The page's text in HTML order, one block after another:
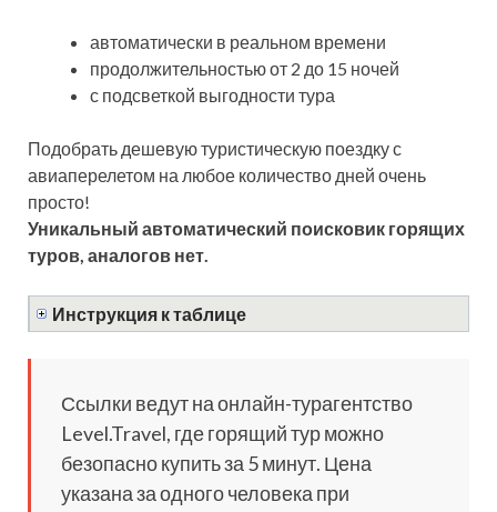
автоматически в реальном времени
продолжительностью от 2 до 15 ночей
с подсветкой выгодности тура
Подобрать дешевую туристическую поездку с
авиаперелетом на любое количество дней очень
просто!
Уникальный автоматический поисковик горящих
туров, аналогов нет.
Инструкция к таблице
Ссылки ведут на онлайн-турагентство
Level.Travel, где горящий тур можно
безопасно купить за 5 минут. Цена
указана за одного человека при